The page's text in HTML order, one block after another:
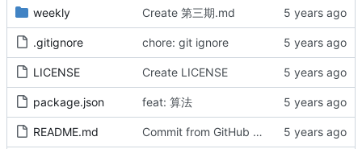
weekly Create 第三期.md
.gitignore chore: git ignore
LICENSE Create LICENSE
package.json feat: 算法
README.md Commit from GitHub Actions (markdown-autodocs)